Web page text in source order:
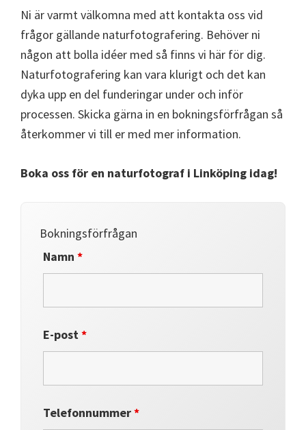
Ni är varmt välkomna med att kontakta oss vid
frågor gällande naturfotografering. Behöver ni
någon att bolla idéer med så finns vi här för dig.
Naturfotografering kan vara klurigt och det kan
dyka upp en del funderingar under och inför
processen. Skicka gärna in en bokningsförfrågan så
återkommer vi till er med mer information.
Boka oss för en naturfotograf i Linköping idag!
Bokningsförfrågan
Namn*
E-post*
Telefonnummer*